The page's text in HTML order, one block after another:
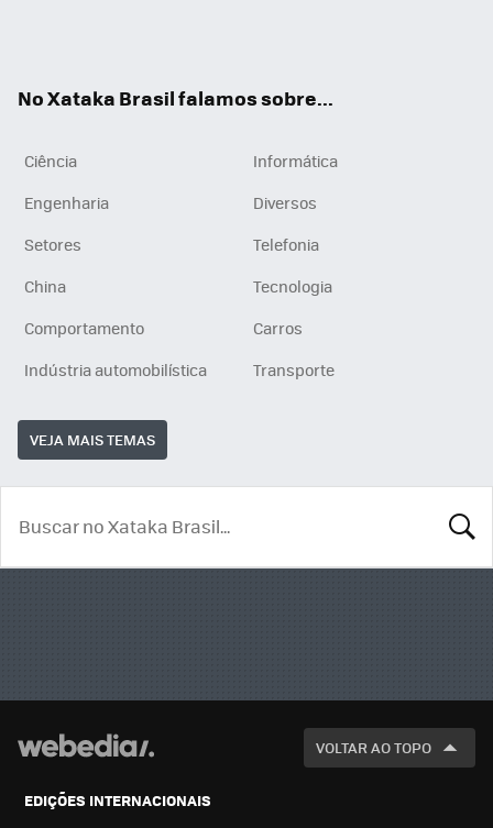
No Xataka Brasil falamos sobre...
Ciência
Informática
Engenharia
Diversos
Setores
Telefonia
China
Tecnologia
Comportamento
Carros
Indústria automobilística
Transporte
VEJA MAIS TEMAS
VOLTAR AO TOPO
EDIÇÕES INTERNACIONAIS